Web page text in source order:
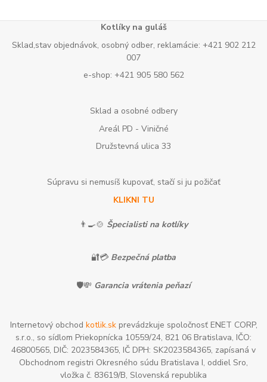
Kotlíky na guláš
Sklad,stav objednávok, osobný odber, reklamácie: +421 902 212
007
e-shop: +421 905 580 562
Sklad a osobné odbery
Areál PD - Viničné
Družstevná ulica 33
Súpravu si nemusíš kupovať, stačí si ju požičať
KLIKNI TU
👨‍🍳🍲 Špecialisti na kotlíky
🔐💳 Bezpečná platba
🛡️💸 Garancia vrátenia peňazí
Internetový obchod kotlik.skprevádzkuje spoločnosť ENET CORP,
s.r.o., so sídlom Priekopnícka 10559/24, 821 06 Bratislava, IČO:
46800565, DIČ: 2023584365, IČ DPH: SK2023584365, zapísaná v
Obchodnom registri Okresného súdu Bratislava I, oddiel Sro,
vložka č. 83619/B, Slovenská republika